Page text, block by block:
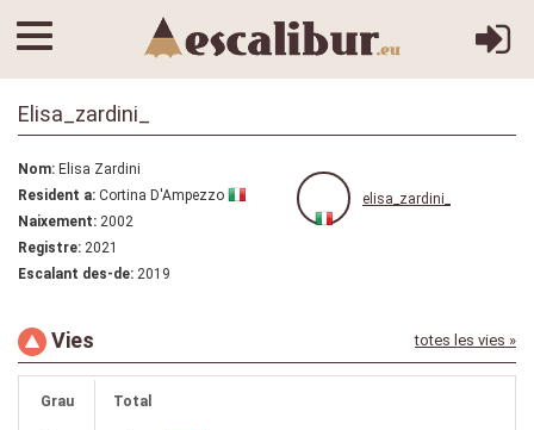
Elisa_zardini_
Nom: Elisa Zardini
Resident a: Cortina D'Ampezzo
Naixement: 2002
Registre: 2021
Escalant des-de: 2019
elisa_zardini_
Vies totes les vies »
Grau Total